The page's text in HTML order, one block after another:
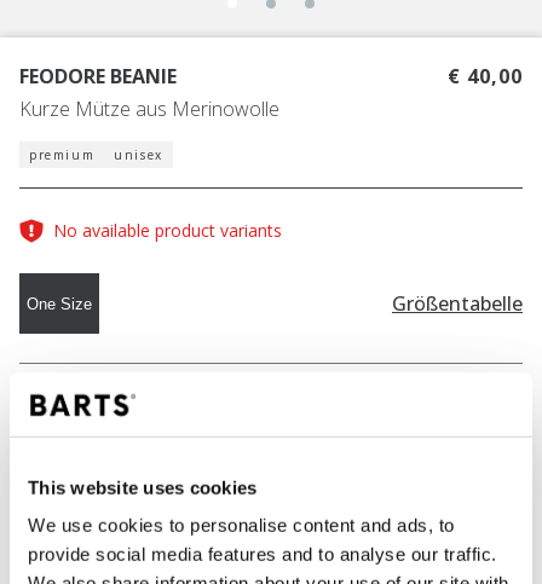
This website uses cookies
We use cookies to personalise content and ads, to
provide social media features and to analyse our traffic.
FEODORE BEANIE
Kurze Mütze aus Merinowolle
€ 40,00
premium unisex
No available product variants
One Size Größentabelle
FARBEblack
IN DEN WARENKORB